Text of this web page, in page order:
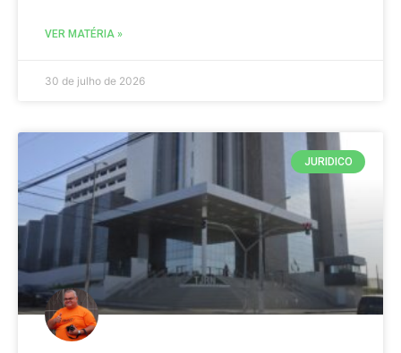
VER MATÉRIA »
30 de julho de 2026
JURIDICO